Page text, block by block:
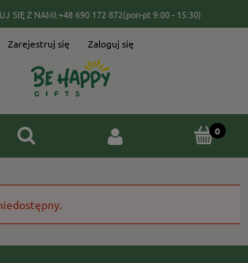
SIĘ Z NAMI:+48 690 172 872(pon-pt 9:00 - 15:30)
Zarejestruj się Zaloguj się